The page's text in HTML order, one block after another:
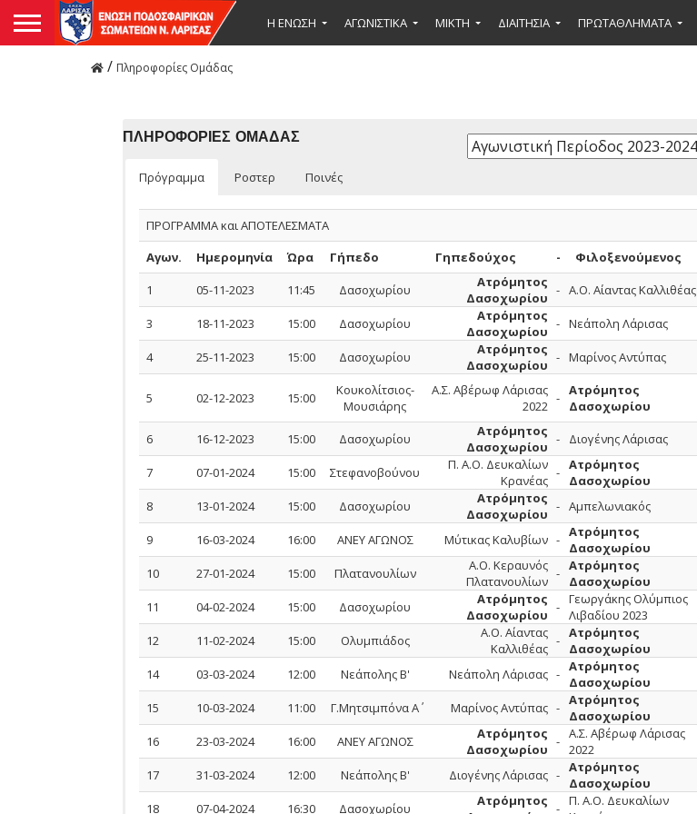
Η ΕΝΩΣΗ ΑΓΩΝΙΣΤΙΚΑ ΜΙΚΤΉ ΔΙΑΙΤΗΣΙΑ ΠΡΩΤΑΘΛΗΜΑΤΑ
/ Πληροφορίες Ομάδας
ΠΛΗΡΟΦΟΡΙΕΣ ΟΜΑΔΑΣ
Πρόγραμμα Ροστερ Ποινές
ΠΡΟΓΡΑΜΜΑ και ΑΠΟΤΕΛΕΣΜΑΤΑ
Αγων.
Ημερομηνία Ώρα Γήπεδο Γηπεδούχος - Φιλοξενούμενος
1
05-11-2023 11:45 Δασοχωρίου
Ατρόμητος
Δασοχωρίου - Α.Ο. Αίαντας Καλλιθέας
3 18-11-2023 15:00 Δασοχωρίου
Ατρόμητος
Δασοχωρίου - Νεάπολη Λάρισας
4 25-11-2023 15:00 Δασοχωρίου
Ατρόμητος
Δασοχωρίου - Μαρίνος Αντύπας
5 02-12-2023 15:00
Κουκολίτσιος-
Μουσιάρης
Α.Σ. Αβέρωφ Λάρισας
2022 - Ατρόμητος
Δασοχωρίου
6 16-12-2023 15:00 Δασοχωρίου
Ατρόμητος
Δασοχωρίου - Διογένης Λάρισας
7 07-01-2024 15:00 Στεφανοβούνου
Π. Α.Ο. Δευκαλίων
Κρανέας - Ατρόμητος
Δασοχωρίου
8 13-01-2024 15:00 Δασοχωρίου
Ατρόμητος
Δασοχωρίου - Αμπελωνιακός
9 16-03-2024 16:00 ΑΝΕΥ ΑΓΩΝΟΣ Μύτικας Καλυβίων - Ατρόμητος
Δασοχωρίου
10 27-01-2024 15:00 Πλατανουλίων
Α.Ο. Κεραυνός
Πλατανουλίων - Ατρόμητος
Δασοχωρίου
11 04-02-2024 15:00 Δασοχωρίου
Ατρόμητος
Δασοχωρίου - Γεωργάκης Ολύμπιος
Λιβαδίου 2023
12 11-02-2024 15:00 Ολυμπιάδος
Α.Ο. Αίαντας
Καλλιθέας - Ατρόμητος
Δασοχωρίου
14 03-03-2024 12:00 Νεάπολης Β' Νεάπολη Λάρισας - Ατρόμητος
Δασοχωρίου
15 10-03-2024 11:00 Γ.Μητσιμπόνα Α΄ Μαρίνος Αντύπας - Ατρόμητος
Δασοχωρίου
16 23-03-2024 16:00 ΑΝΕΥ ΑΓΩΝΟΣ
Ατρόμητος
Δασοχωρίου - Α.Σ. Αβέρωφ Λάρισας
2022
17 31-03-2024 12:00 Νεάπολης Β' Διογένης Λάρισας - Ατρόμητος
Δασοχωρίου
18 07-04-2024 16:30 Δασοχωρίου
Ατρόμητος - Π. Α.Ο. Δευκαλίων